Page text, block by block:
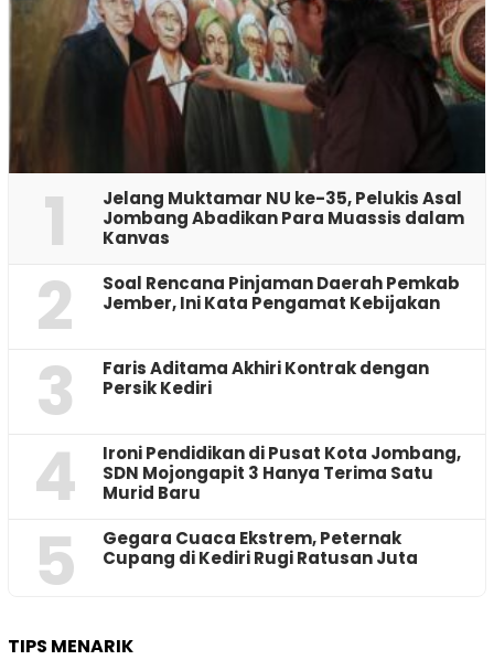
1
Jelang Muktamar NU ke-35, Pelukis Asal
Jombang Abadikan Para Muassis dalam
Kanvas
2
‎Soal Rencana Pinjaman Daerah Pemkab
Jember, Ini Kata Pengamat Kebijakan ‎
3
Faris Aditama Akhiri Kontrak dengan
Persik Kediri
4
Ironi Pendidikan di Pusat Kota Jombang,
SDN Mojongapit 3 Hanya Terima Satu
Murid Baru
5
‎Gegara Cuaca Ekstrem, Peternak
Cupang di Kediri Rugi Ratusan Juta
TIPS MENARIK